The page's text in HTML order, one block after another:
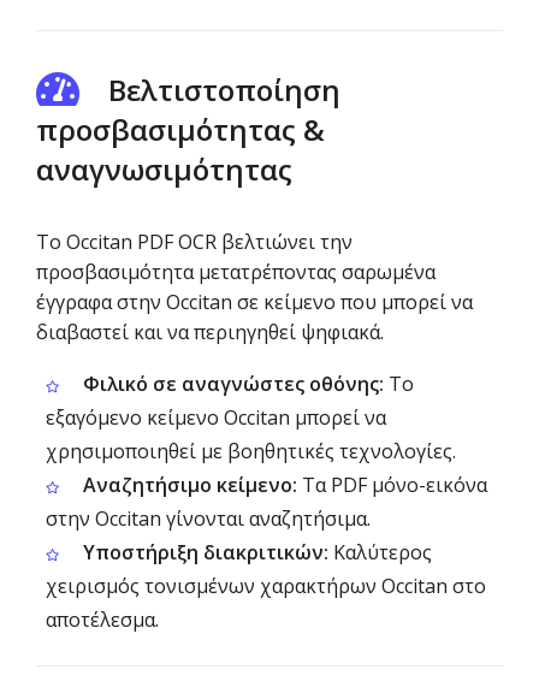
Βελτιστοποίηση
προσβασιμότητας &
αναγνωσιμότητας
Το Occitan PDF OCR βελτιώνει την
προσβασιμότητα μετατρέποντας σαρωμένα
έγγραφα στην Occitan σε κείμενο που μπορεί να
διαβαστεί και να περιηγηθεί ψηφιακά.
Φιλικό σε αναγνώστες οθόνης: Το
εξαγόμενο κείμενο Occitan μπορεί να
χρησιμοποιηθεί με βοηθητικές τεχνολογίες.
Αναζητήσιμο κείμενο: Τα PDF μόνο-εικόνα
στην Occitan γίνονται αναζητήσιμα.
Υποστήριξη διακριτικών: Καλύτερος
χειρισμός τονισμένων χαρακτήρων Occitan στο
αποτέλεσμα.